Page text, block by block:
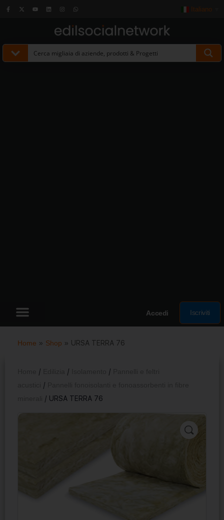
Italiano
Accedi Iscriviti
Home » Shop » URSA TERRA 76
/ / /
/
/ URSA TERRA 76